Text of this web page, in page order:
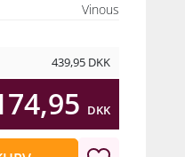
Vinous
439,95 DKK
DKK